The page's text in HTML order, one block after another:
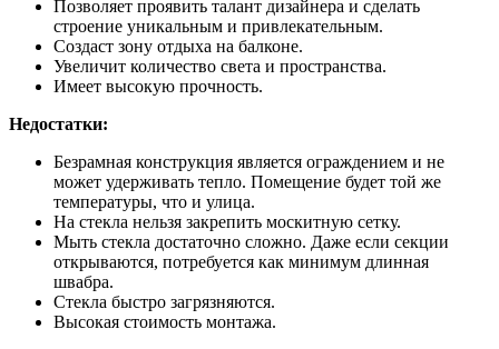
Позволяет проявить талант дизайнера и сделать
строение уникальным и привлекательным.
Создаст зону отдыха на балконе.
Увеличит количество света и пространства.
Имеет высокую прочность.
Недостатки:
Безрамная конструкция является ограждением и не
может удерживать тепло. Помещение будет той же
температуры, что и улица.
На стекла нельзя закрепить москитную сетку.
Мыть стекла достаточно сложно. Даже если секции
открываются, потребуется как минимум длинная
швабра.
Стекла быстро загрязняются.
Высокая стоимость монтажа.